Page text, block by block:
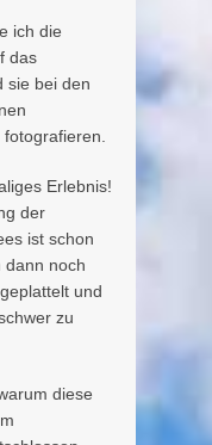
ich die
das
sie bei den
Erlebnis!
der
ist schon
dann noch
und
zu
diese